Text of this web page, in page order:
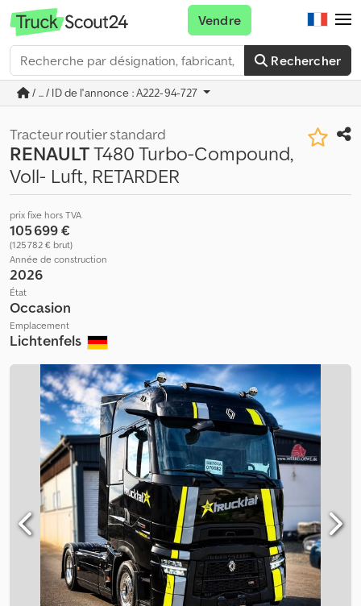
Rechercher
Vendre
/ ... / ID de l'annonce : A222-94-727
Tracteur routier standard
RENAULTT480 Turbo-Compound,
Voll- Luft, RETARDER
prix fixe hors TVA
105 699 €
(125 782 € brut)
Année de construction
2026
État
Occasion
Emplacement
Lichtenfels